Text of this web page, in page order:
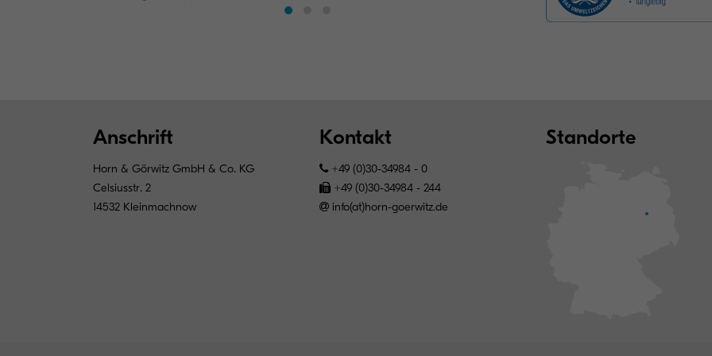
Anschrift
Horn & Görwitz GmbH & Co. KG
Celsiusstr. 2
14532 Kleinmachnow
Kontakt
+49 (0)30-34984 - 0
+49 (0)30-34984 - 244
info(at)horn-goerwitz.de
Standorte